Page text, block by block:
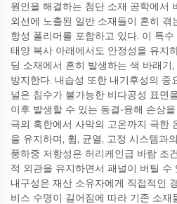
원인을 해결하는 첨단 소재 공학에서
외선에 노출된 일반 소재들이 흔히
항성 폴리머를 포함하고 있다. 이 특
태양 복사 아래에서도 안정성을 유지
딩 소재에서 흔히 발생하는 색 바래기
방지한다. 내습성 또한 내기후성의 중
널은 침수가 불가능한 비다공성 표면
이후 발생할 수 있는 동결-융해 손상
극의 혹한에서 사막의 고온까지 극한
을 유지하며, 휨, 균열, 고정 시스템과
풍하중 저항성은 허리케인급 바람 조
적 외관을 유지하면서 패널이 버틸
내구성은 재산 소유자에게 직접적인
비스 수명이 길어짐에 따라 기존 소재